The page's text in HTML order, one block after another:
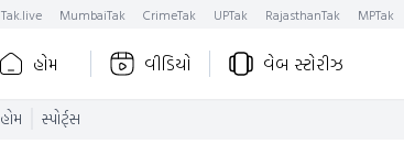
Tak.live MumbaiTak CrimeTak UPTak RajasthanTak MPTak
હોમ વીડિયો વેબ સ્ટોરીઝ
હોમ સ્પોર્ટ્સ